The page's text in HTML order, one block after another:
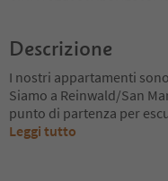
Descrizione
I nostri appartamenti
Siamo a Reinwald/San
punto di partenza per
Leggi tutto